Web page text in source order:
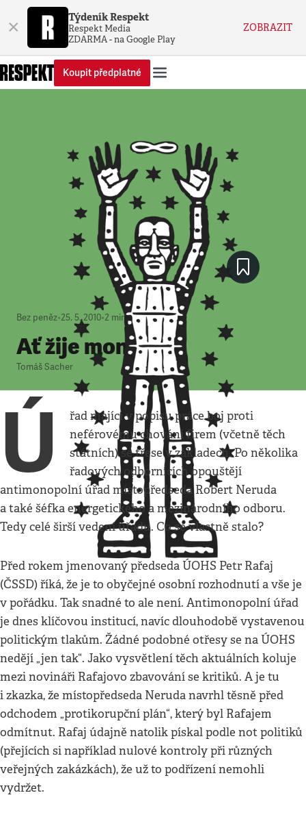
× Týdeník Respekt
Respekt Media
ZDARMA - na Google Play
ZOBRAZIT
Koupit předplatné
Bez peněz•25. 5. 2010•2 minuty
Ať žije monopol!
Tomáš Sacher
Ú
řad mající v popisu práce boj proti
neférovému chování firem (včetně těch
státních) se třese v základech. Po několika
řadových odbornících opouštějí
antimonopolní úřad místopředseda Robert Neruda
a také šéfka energetického a mezinárodního odboru.
Tedy celé širší vedení úřadu. Co se vlastně stalo?
Před rokem jmenovaný předseda ÚOHS Petr Rafaj
(ČSSD) říká, že je to obyčejné osobní rozhodnutí a vše je
v pořádku. Tak snadné to ale není. Antimonopolní úřad
je dnes klíčovou institucí, navíc dlouhodobě vystavenou
politickým tlakům. Žádné podobné otřesy se na ÚOHS
nedějí „jen tak“. Jako vysvětlení těch aktuálních koluje
mezi novináři Rafajovo zbavování se kritiků. A je tu
i zkazka, že místopředseda Neruda navrhl těsně před
odchodem „protikorupční plán“, který byl Rafajem
odmítnut. Rafaj údajně natolik pískal podle not politiků
(přejících si například nulové kontroly při různých
veřejných zakázkách), že už to podřízení nemohli
vydržet.